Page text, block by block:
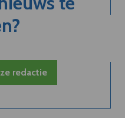
redactie